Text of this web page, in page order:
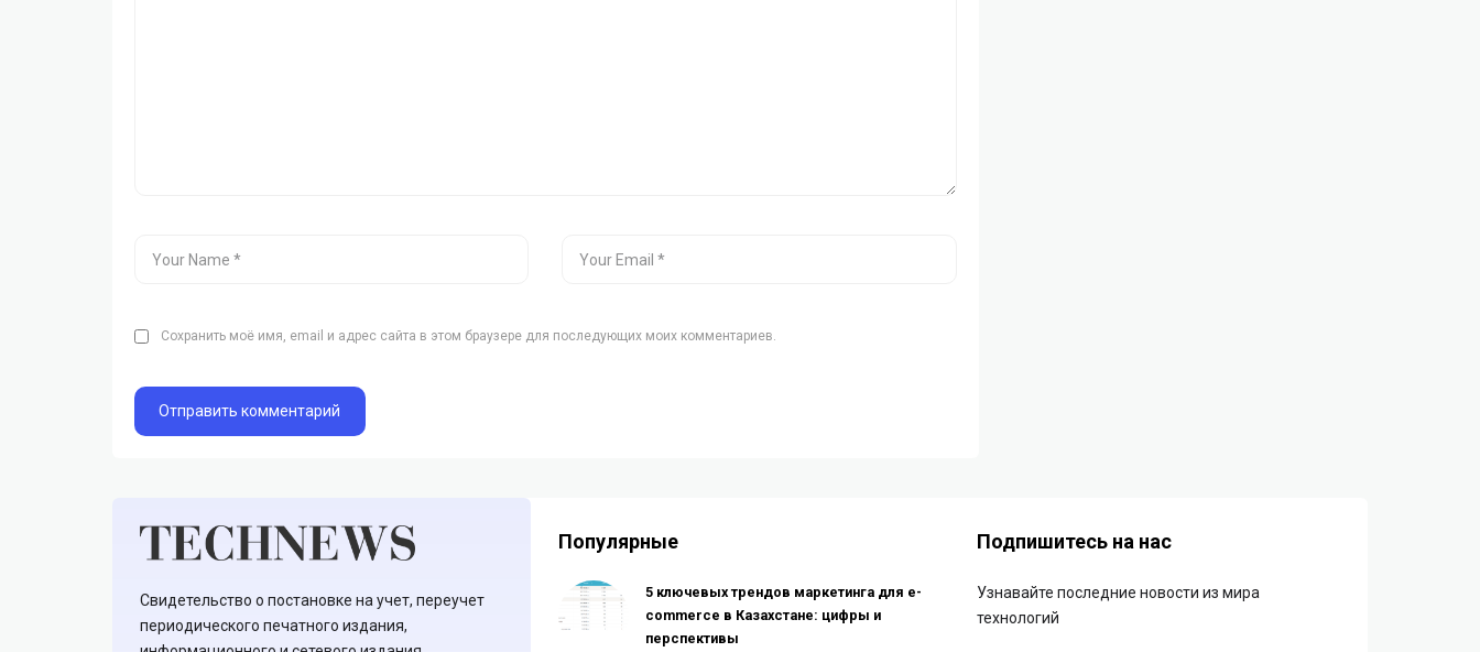
Сохранить моё имя, email и адрес сайта в этом браузере для последующих моих комментариев.
Свидетельство о постановке на учет, переучет
периодического печатного издания,
Популярные
5 ключевых трендов маркетинга для e-
commerce в Казахстане: цифры и
перспективы
Подпишитесь на нас
Узнавайте последние новости из мира
технологий